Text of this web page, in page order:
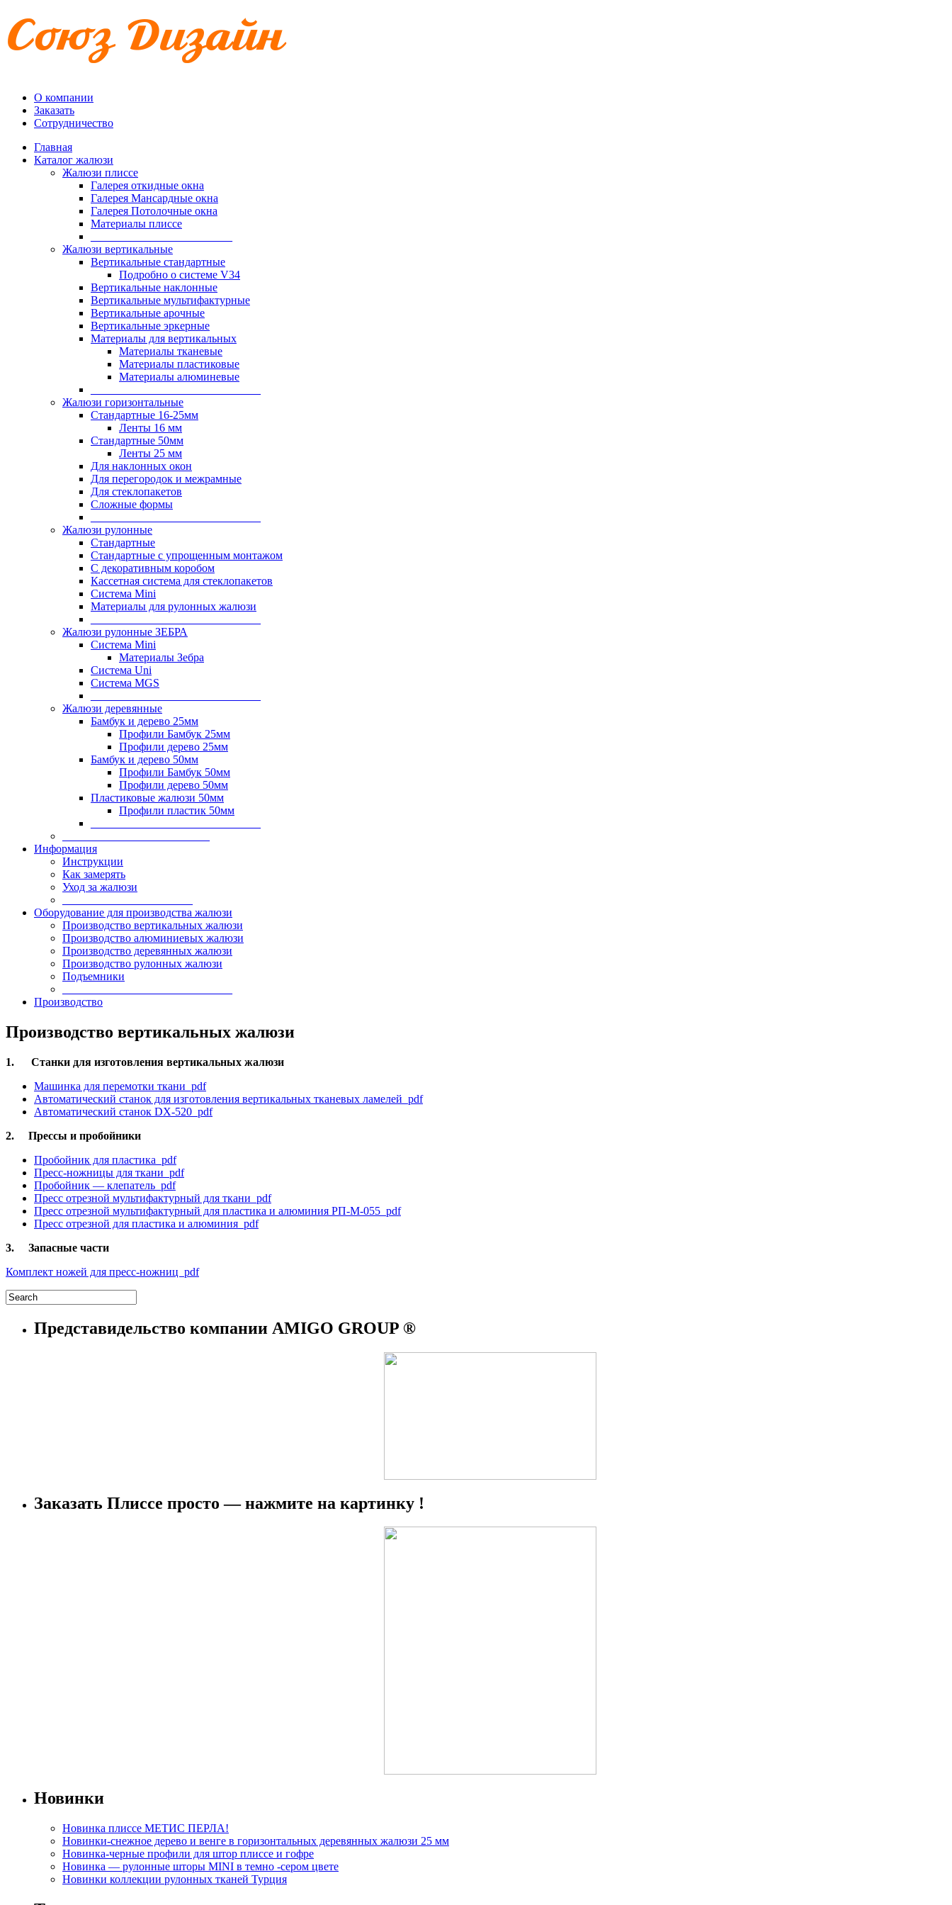
О компании
Заказать
Сотрудничество
Главная
Каталог жалюзи
Жалюзи плиссе
Галерея откидные окна
Галерея Мансардные окна
Галерея Потолочные окна
Материалы плиссе
Жалюзи вертикальные
Вертикальные стандартные
Подробно о системе V34
Вертикальные наклонные
Вертикальные мультифактурные
Вертикальные арочные
Вертикальные эркерные
Материалы для вертикальных
Материалы тканевые
Материалы пластиковые
Материалы алюминевые
Жалюзи горизонтальные
Стандартные 16-25мм
Ленты 16 мм
Стандартные 50мм
Ленты 25 мм
Для наклонных окон
Для перегородок и межрамные
Для стеклопакетов
Сложные формы
Жалюзи рулонные
Стандартные
Стандартные с упрощенным монтажом
С декоративным коробом
Кассетная система для стеклопакетов
Система Mini
Материалы для рулонных жалюзи
Жалюзи рулонные ЗЕБРА
Система Mini
Материалы Зебра
Система Uni
Система MGS
Жалюзи деревянные
Бамбук и дерево 25мм
Профили Бамбук 25мм
Профили дерево 25мм
Бамбук и дерево 50мм
Профили Бамбук 50мм
Профили дерево 50мм
Пластиковые жалюзи 50мм
Профили пластик 50мм
Информация
Инструкции
Как замерять
Уход за жалюзи
Оборудование для производства жалюзи
Производство вертикальных жалюзи
Производство алюминиевых жалюзи
Производство деревянных жалюзи
Производство рулонных жалюзи
Подъемники
Производство
Производство вертикальных жалюзи
1. Станки для изготовления вертикальных жалюзи
Машинка для перемотки ткани pdf
Автоматический станок для изготовления вертикальных тканевых ламелей pdf
Автоматический станок DX-520 pdf
2. Прессы и пробойники
Пробойник для пластика pdf
Пресс-ножницы для ткани pdf
Пробойник — клепатель pdf
Пресс отрезной мультифактурный для ткани pdf
Пресс отрезной мультифактурный для пластика и алюминия РП-М-055 pdf
Пресс отрезной для пластика и алюминия pdf
3. Запасные части
Комплект ножей для пресс-ножниц pdf
Представидельство компании AMIGO GROUP ®
Заказать Плиссе просто — нажмите на картинку !
Новинки
Новинка плиссе МЕТИС ПЕРЛА!
Новинки-снежное дерево и венге в горизонтальных деревянных жалюзи 25 мм
Новинка-черные профили для штор плиссе и гофре
Новинка — рулонные шторы MINI в темно -сером цвете
Новинки коллекции рулонных тканей Турция